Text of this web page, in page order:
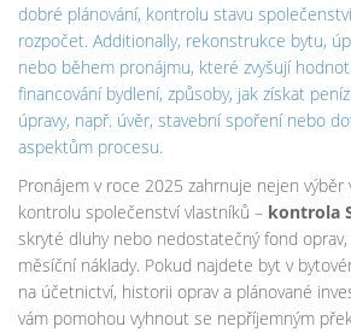
dobré plánování, kontrolu stavu
rozpočet. Additionally, rekonstrukce bytu,
nebo během pronájmu, které zvyšují
financování bydlení, způsoby, jak získat
úpravy, např. úvěr, stavební spoření nebo
aspektům procesu.
Pronájem v roce 2025 zahrnuje nejen výběr
kontrolu společenství vlastníků – kontrola
skryté dluhy nebo nedostatečný fond
měsíční náklady. Pokud najdete byt v
na účetnictví, historii oprav a plánované
vám pomohou vyhnout se nepříjemným